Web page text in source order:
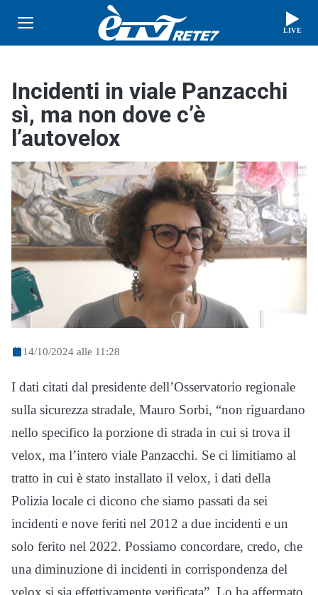
LIVE
Incidenti in viale Panzacchi
sì, ma non dove c’è
l’autovelox
14/10/2024 alle 11:28
I dati citati dal presidente dell’Osservatorio regionale
sulla sicurezza stradale, Mauro Sorbi, “non riguardano
nello specifico la porzione di strada in cui si trova il
velox, ma l’intero viale Panzacchi. Se ci limitiamo al
tratto in cui è stato installato il velox, i dati della
Polizia locale ci dicono che siamo passati da sei
incidenti e nove feriti nel 2012 a due incidenti e un
solo ferito nel 2022. Possiamo concordare, credo, che
una diminuzione di incidenti in corrispondenza del
velox si sia effettivamente verificata”. Lo ha affermato